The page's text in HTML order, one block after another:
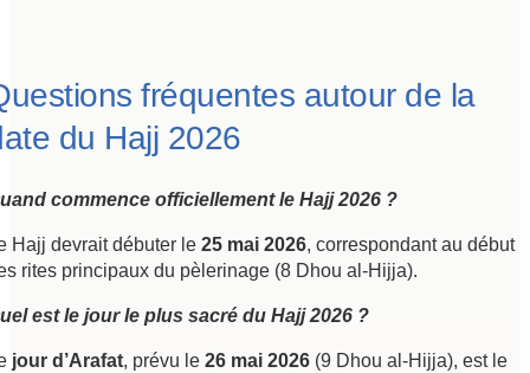
fréquentes autour de la
du Hajj 2026
commence officiellement le Hajj 2026 ?
Hajj devrait débuter le 25 mai 2026, correspondant au début
rites principaux du pèlerinage (8 Dhou al-Hijja).
est le jour le plus sacré du Hajj 2026 ?
jour d’Arafat, prévu le 26 mai 2026 (9 Dhou al-Hijja), est le